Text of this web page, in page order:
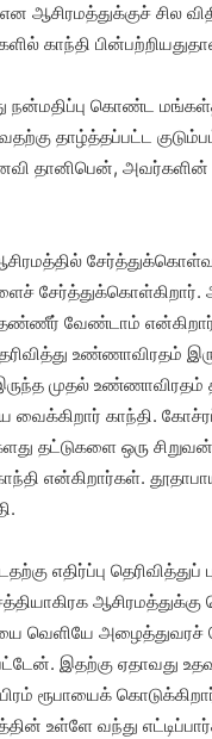
ஆசிரமத்துக்குச் சில
காந்தி
நன்மதிப்பு கொண்ட
தாழ்த்தப்பட்ட
தானிபென்,
வேண்டாம்
உண்ணாவிரதம்
முதல் உண்ணாவிரதம்
வைக்கிறார் காந்தி.
தட்டுகளை ஒரு
என்கிறார்கள்.
எதிர்ப்பு
ஆசிரமத்துக்கு
வெளியே அழைத்துவரச்
இதற்கு ஏதாவது உதவ
ரூபாயைக்
உள்ளே வந்து